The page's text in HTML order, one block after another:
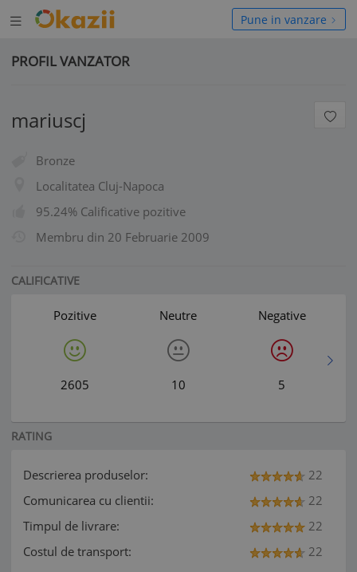
Deschide
meniul
Pune in vanzare
PROFIL VANZATOR
mariuscj
Bronze
Localitatea Cluj-Napoca
95.24% Calificative pozitive
Membru din 20 Februarie 2009
CALIFICATIVE
Pozitive
2605
Neutre
10
Negative
5
RATING
Descrierea produselor:
22
Comunicarea cu clientii:
22
Timpul de livrare:
22
Costul de transport:
22